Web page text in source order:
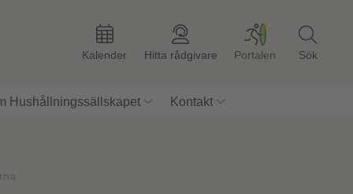
Kalender Hitta rådgivare Portalen Sök
Hushållningssällskapet Kontakt